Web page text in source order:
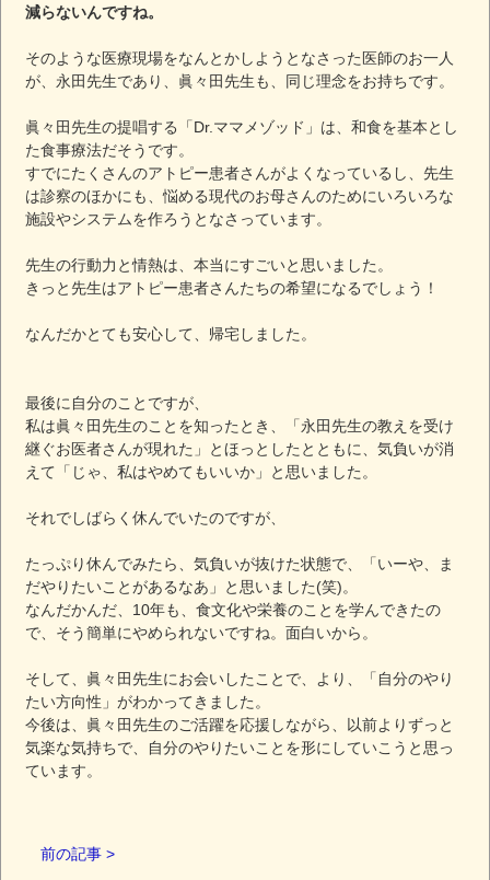
減らないんですね。
そのような医療現場をなんとかしようとなさった医師のお一人
が、永田先生であり、眞々田先生も、同じ理念をお持ちです。
眞々田先生の提唱する「Dr.ママメゾッド」は、和食を基本とし
た食事療法だそうです。
すでにたくさんのアトピー患者さんがよくなっているし、先生
は診察のほかにも、悩める現代のお母さんのためにいろいろな
施設やシステムを作ろうとなさっています。
先生の行動力と情熱は、本当にすごいと思いました。
きっと先生はアトピー患者さんたちの希望になるでしょう！
なんだかとても安心して、帰宅しました。
最後に自分のことですが、
私は眞々田先生のことを知ったとき、「永田先生の教えを受け
継ぐお医者さんが現れた」とほっとしたとともに、気負いが消
えて「じゃ、私はやめてもいいか」と思いました。
それでしばらく休んでいたのですが、
たっぷり休んでみたら、気負いが抜けた状態で、「いーや、ま
だやりたいことがあるなあ」と思いました(笑)。
なんだかんだ、10年も、食文化や栄養のことを学んできたの
で、そう簡単にやめられないですね。面白いから。
そして、眞々田先生にお会いしたことで、より、「自分のやり
たい方向性」がわかってきました。
今後は、眞々田先生のご活躍を応援しながら、以前よりずっと
気楽な気持ちで、自分のやりたいことを形にしていこうと思っ
ています。
前の記事 >